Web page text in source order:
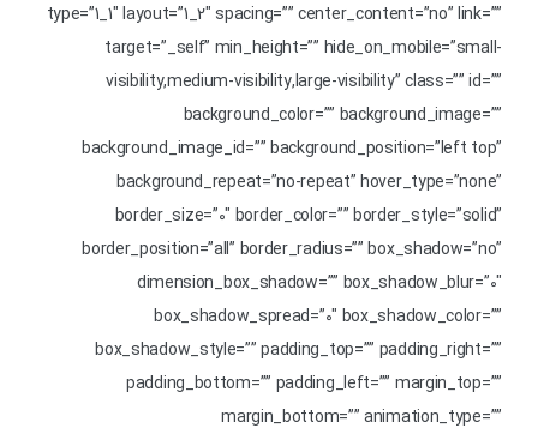
type=”1_1″ layout=”1_2″ spacing=”” center_content=”no” link=””
target=”_self” min_height=”” hide_on_mobile=”small-
visibility,medium-visibility,large-visibility” class=”” id=””
background_color=”” background_image=””
background_image_id=”” background_position=”left top”
background_repeat=”no-repeat” hover_type=”none”
border_size=”0″ border_color=”” border_style=”solid”
border_position=”all” border_radius=”” box_shadow=”no”
dimension_box_shadow=”” box_shadow_blur=”0″
box_shadow_spread=”0″ box_shadow_color=””
box_shadow_style=”” padding_top=”” padding_right=””
padding_bottom=”” padding_left=”” margin_top=””
margin_bottom=”” animation_type=””